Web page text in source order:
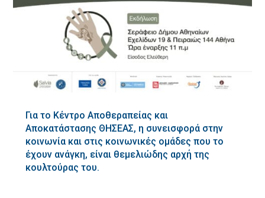
Για το Κέντρο Αποθεραπείας και
Αποκατάστασης ΘΗΣΕΑΣ, η συνεισφορά στην
κοινωνία και στις κοινωνικές ομάδες που το
έχουν ανάγκη, είναι θεμελιώδης αρχή της
κουλτούρας του.